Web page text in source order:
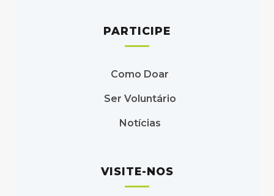
PARTICIPE
Como Doar
Ser Voluntário
Notícias
VISITE-NOS